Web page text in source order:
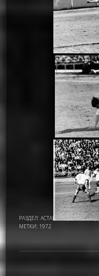
РАЗДЕЛ:АСТАНА - ЦЕЛИНОГРАД
МЕТКИ: 1972